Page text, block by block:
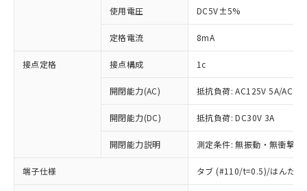
使用電圧 DC5V±5%
定格電流 8mA
接点定格 接点構成 1c
開閉能力(AC) 抵抗負荷: AC125V 5A/
開閉能力(DC) 抵抗負荷: DC30V 3A
開閉能力説明 測定条件: 無振動・無衝撃
端子仕様 タブ (#110/t=0.5)/はんだづ
※1 対応状況